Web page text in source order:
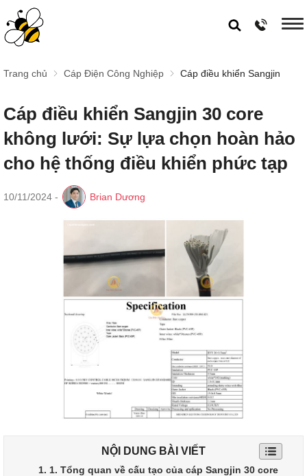
Trang chủ Cáp Điện Công Nghiệp Cáp điều khiển Sangjin
Cáp điều khiển Sangjin 30 core
không lưới: Sự lựa chọn hoàn hảo
cho hệ thống điều khiển phức tạp
10/11/2024 - Brian Dương
NỘI DUNG BÀI VIẾT
1. 1. Tổng quan về cấu tạo của cáp Sangjin 30 core